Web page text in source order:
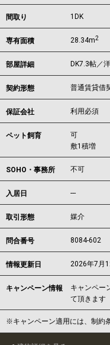
間取り 1DK
専有面積 28.34m2
部屋詳細 DK7.3帖／
契約形態 普通賃貸借
保証会社 利用必須
ペット飼育
可
敷1積増
SOHO・事務所 不可
入居日 ---
取引形態 媒介
問合番号 8084-602
情報更新日 2026年7月
キャンペーン情報
キャンペー
て頂きます
※キャンペーン適用には、制約